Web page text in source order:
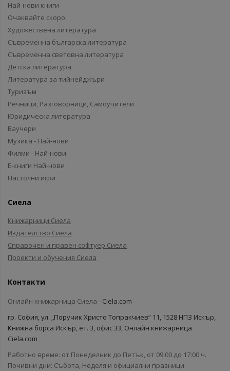
Най-нови книги
Очаквайте скоро
Художествена литература
Съвременна българска литература
Съвременна световна литература
Детска литература
Литература за тийнейджъри
Туризъм
Речници, Разговорници, Самоучители
Юридическа литература
Ваучери
Музика - Най-нови
Филми - Най-нови
Е-книги Най-нови
Настолни игри
Сиела
Книжарници Сиела
Издателство Сиела
Справочен и правен софтуер Сиела
Проекти и обучения Сиела
Контакти
Онлайн книжарница Сиела - Ciela.com
гр. София, ул. „Поручик Христо Топракчиев“ 11, 1528 НПЗ Искър,
Книжна борса Искър, ет. 3, офис 33, Онлайн книжарница
Ciela.com
Работно време: от Понеделник до Петък, от 09:00 до 17:00 ч.
Почивни дни: Събота, Неделя и официални празници.